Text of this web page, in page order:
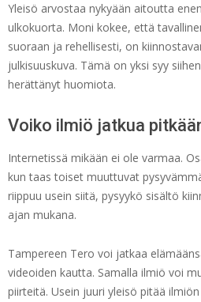
Yleisö arvostaa nykyään aitoutta
ulkokuorta. Moni kokee, että
suoraan ja rehellisesti, on
julkisuuskuva. Tämä on yksi syy
herättänyt huomiota.
Voiko ilmiö jatkua
Internetissä mikään ei ole varmaa.
kun taas toiset muuttuvat
riippuu usein siitä, pysyykö sisältö
ajan mukana.
Tampereen Tero voi jatkaa
videoiden kautta. Samalla ilmiö voi
piirteitä. Usein juuri yleisö pitää